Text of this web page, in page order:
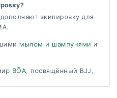
экипировку для
мылом и шампунями и
BŌA, посвящённый BJJ,